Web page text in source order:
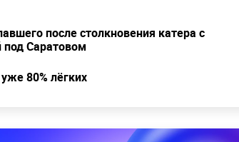
после столкновения катера с
под Саратовом
80% лёгких